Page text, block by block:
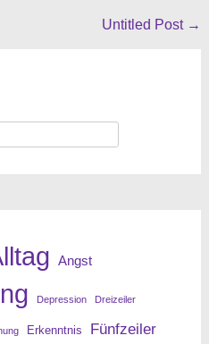
Untitled Post →
Angst
Depression Dreizeiler
Erkenntnis Fünfzeiler